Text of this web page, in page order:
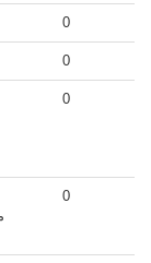
0
0
0
0